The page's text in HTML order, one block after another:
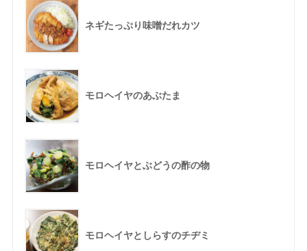
ネギたっぷり味噌だれカツ
モロヘイヤのあぶたま
モロヘイヤとぶどうの酢の物
モロヘイヤとしらすのチヂミ